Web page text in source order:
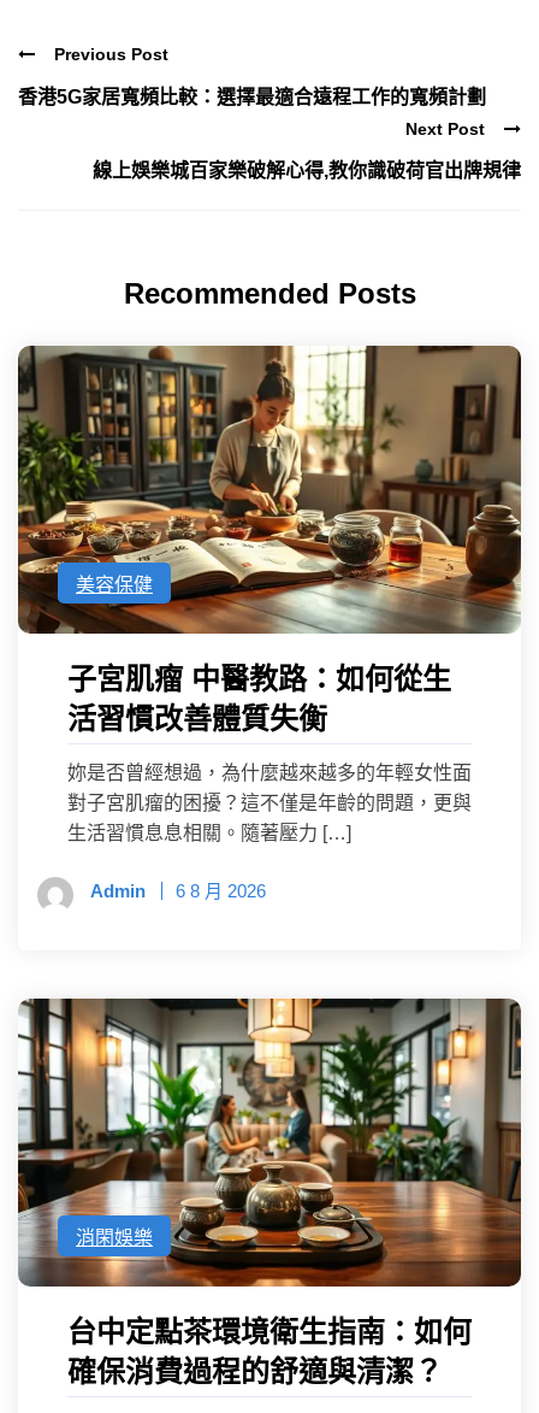
Previous Post
香港5G家居寬頻比較：選擇最適合遠程工作的寬頻計劃
Next Post
線上娛樂城百家樂破解心得,教你識破荷官出牌規律
Recommended Posts
美容保健
子宮肌瘤 中醫教路：如何從生
活習慣改善體質失衡
妳是否曾經想過，為什麼越來越多的年輕女性面
對子宮肌瘤的困擾？這不僅是年齡的問題，更與
生活習慣息息相關。隨著壓力 […]
Admin 6 8 月 2026
消閑娛樂
台中定點茶環境衛生指南：如何
確保消費過程的舒適與清潔？